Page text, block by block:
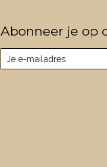
Abonneer je op